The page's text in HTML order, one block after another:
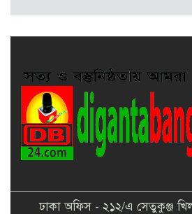
ঢাকা অফিস - ২১২/এ সেতুকুঞ্জ